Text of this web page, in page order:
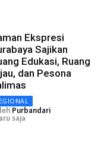
Ekspresi
Sajikan
Edukasi, Ruang
dan Pesona
Purbandari
saja